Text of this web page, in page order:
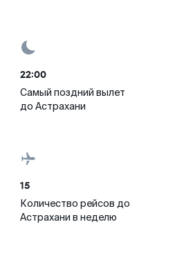
22:00
Самый поздний вылет
до Астрахани
15
Количество рейсов до
Астрахани в неделю